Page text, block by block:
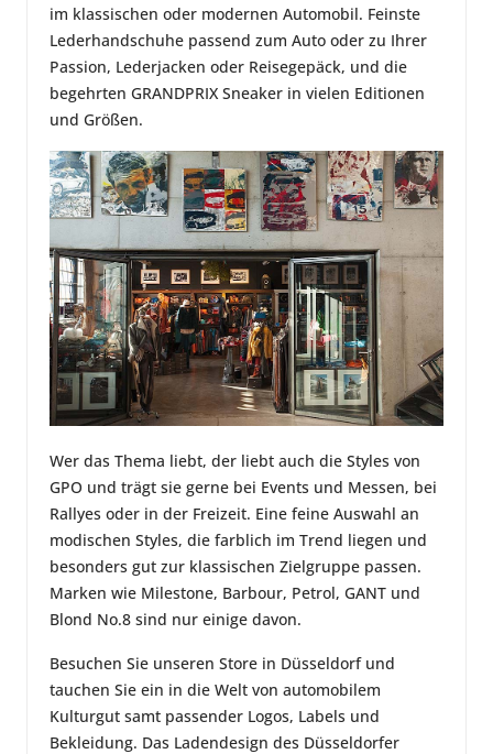
im klassischen oder modernen Automobil. Feinste
Lederhandschuhe passend zum Auto oder zu Ihrer
Passion, Lederjacken oder Reisegepäck, und die
begehrten GRANDPRIX Sneaker in vielen Editionen
und Größen.
Wer das Thema liebt, der liebt auch die Styles von
GPO und trägt sie gerne bei Events und Messen, bei
Rallyes oder in der Freizeit. Eine feine Auswahl an
modischen Styles, die farblich im Trend liegen und
besonders gut zur klassischen Zielgruppe passen.
Marken wie Milestone, Barbour, Petrol, GANT und
Blond No.8 sind nur einige davon.
Besuchen Sie unseren Store in Düsseldorf und
tauchen Sie ein in die Welt von automobilem
Kulturgut samt passender Logos, Labels und
Bekleidung. Das Ladendesign des Düsseldorfer